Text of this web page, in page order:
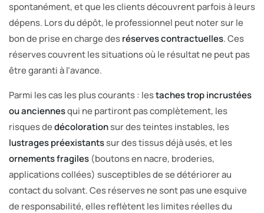
spontanément, et que les clients découvrent parfois à leurs
dépens. Lors du dépôt, le professionnel peut noter sur le
bon de prise en charge desréserves contractuelles. Ces
réserves couvrent les situations où le résultat ne peut pas
être garanti à l’avance.
Parmi les cas les plus courants : lestaches trop incrustées
ou anciennesqui ne partiront pas complètement, les
risques dedécolorationsur des teintes instables, les
lustrages préexistantssur des tissus déjà usés, et les
ornements fragiles (boutons en nacre, broderies,
applications collées) susceptibles de se détériorer au
contact du solvant. Ces réserves ne sont pas une esquive
de responsabilité, elles reflètent les limites réelles du